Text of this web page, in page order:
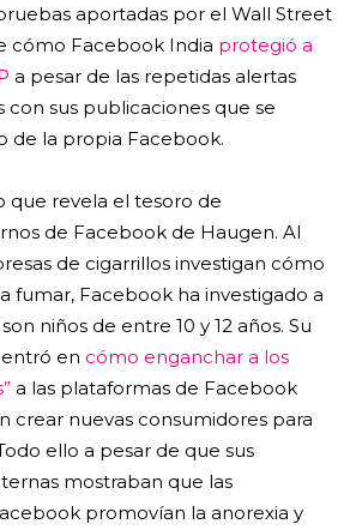
aportadas por el Wall Street
cómo Facebook India protegió a
a pesar de las repetidas alertas
con sus publicaciones que se
de la propia Facebook.
que revela el tesoro de
de Facebook de Haugen. Al
de cigarrillos investigan cómo
fumar, Facebook ha investigado a
niños de entre 10 y 12 años. Su
en cómo enganchar a los
a las plataformas de Facebook
crear nuevas consumidores para
ello a pesar de que sus
mostraban que las
promovían la anorexia y